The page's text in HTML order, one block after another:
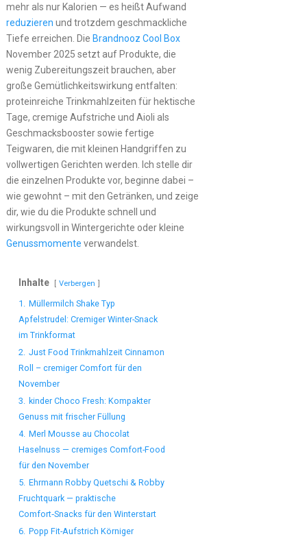
mehr als nur Kalorien — es heißt Aufwand
reduzieren und trotzdem geschmackliche
Tiefe erreichen. Die Brandnooz Cool Box
November 2025 setzt auf Produkte, die
wenig Zubereitungszeit brauchen, aber
große Gemütlichkeitswirkung entfalten:
proteinreiche Trinkmahlzeiten für hektische
Tage, cremige Aufstriche und Aioli als
Geschmacksbooster sowie fertige
Teigwaren, die mit kleinen Handgriffen zu
vollwertigen Gerichten werden. Ich stelle dir
die einzelnen Produkte vor, beginne dabei –
wie gewohnt – mit den Getränken, und zeige
dir, wie du die Produkte schnell und
wirkungsvoll in Wintergerichte oder kleine
Genussmomente verwandelst.
Inhalte Verbergen
1. Müllermilch Shake Typ
Apfelstrudel: Cremiger Winter-Snack
im Trinkformat
2. Just Food Trinkmahlzeit Cinnamon
Roll – cremiger Comfort für den
November
3. kinder Choco Fresh: Kompakter
Genuss mit frischer Füllung
4. Merl Mousse au Chocolat
Haselnuss — cremiges Comfort-Food
für den November
5. Ehrmann Robby Quetschi & Robby
Fruchtquark — praktische
Comfort‑Snacks für den Winterstart
6. Popp Fit-Aufstrich Körniger